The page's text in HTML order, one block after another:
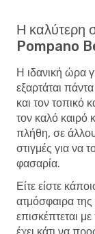
Η καλύτερη
Pompano
Η ιδανική ώρα
εξαρτάται
και τον τοπικό
τον καλό καιρό
πλήθη, σε
στιγμές για να
φασαρία.
Είτε είστε
ατμόσφαιρα
επισκέπτεται